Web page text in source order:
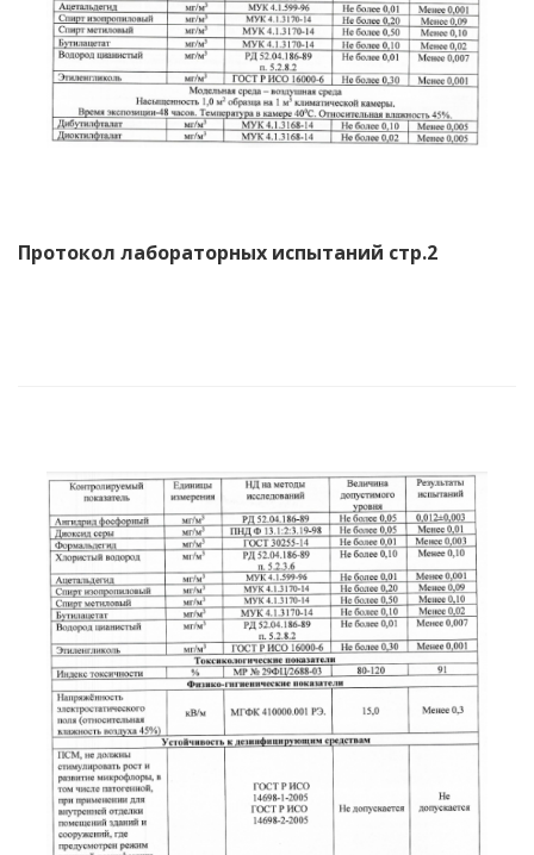
Протокол лабораторных испытаний стр.2